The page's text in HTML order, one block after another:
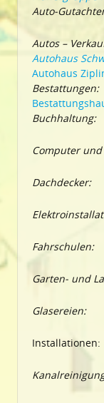
Auto-
Autos –
Autohaus
Autohaus
Bestattungen:
Buchhaltung:
Computer und
Dachdecker:
Fahrschulen:
Garten- und
Glasereien:
Installationen: